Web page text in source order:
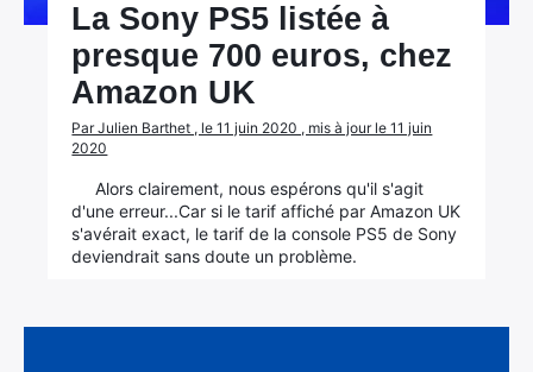
La Sony PS5 listée à
presque 700 euros, chez
Amazon UK
Par Julien Barthet , le 11 juin 2020 , mis à jour le 11 juin
2020
Alors clairement, nous espérons qu'il s'agit
d'une erreur...Car si le tarif affiché par Amazon UK
s'avérait exact, le tarif de la console PS5 de Sony
deviendrait sans doute un problème.